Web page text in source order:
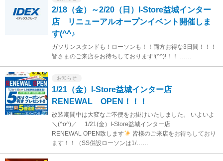
2/18（金）～2/20（日）I-Store益城インター
店 リニューアルオープンイベント開催しま
す(^^♪
ガソリンスタンドも！ローソンも！！両方お得な3日間！！！
皆さまのご来店をお待ちしております!(^^)!！！ ……
お知らせ
1/21（金）I-Store益城インター店
RENEWAL OPEN！！！
改装期間中は大変なご不便をお掛けいたしました。 いよいよ
＼(^o^)／ 1/21(金）I-Store益城インター店
RENEWAL OPEN致します
皆様のご来店をお待ちしており
ます！！（SS併設ローソンは1/……